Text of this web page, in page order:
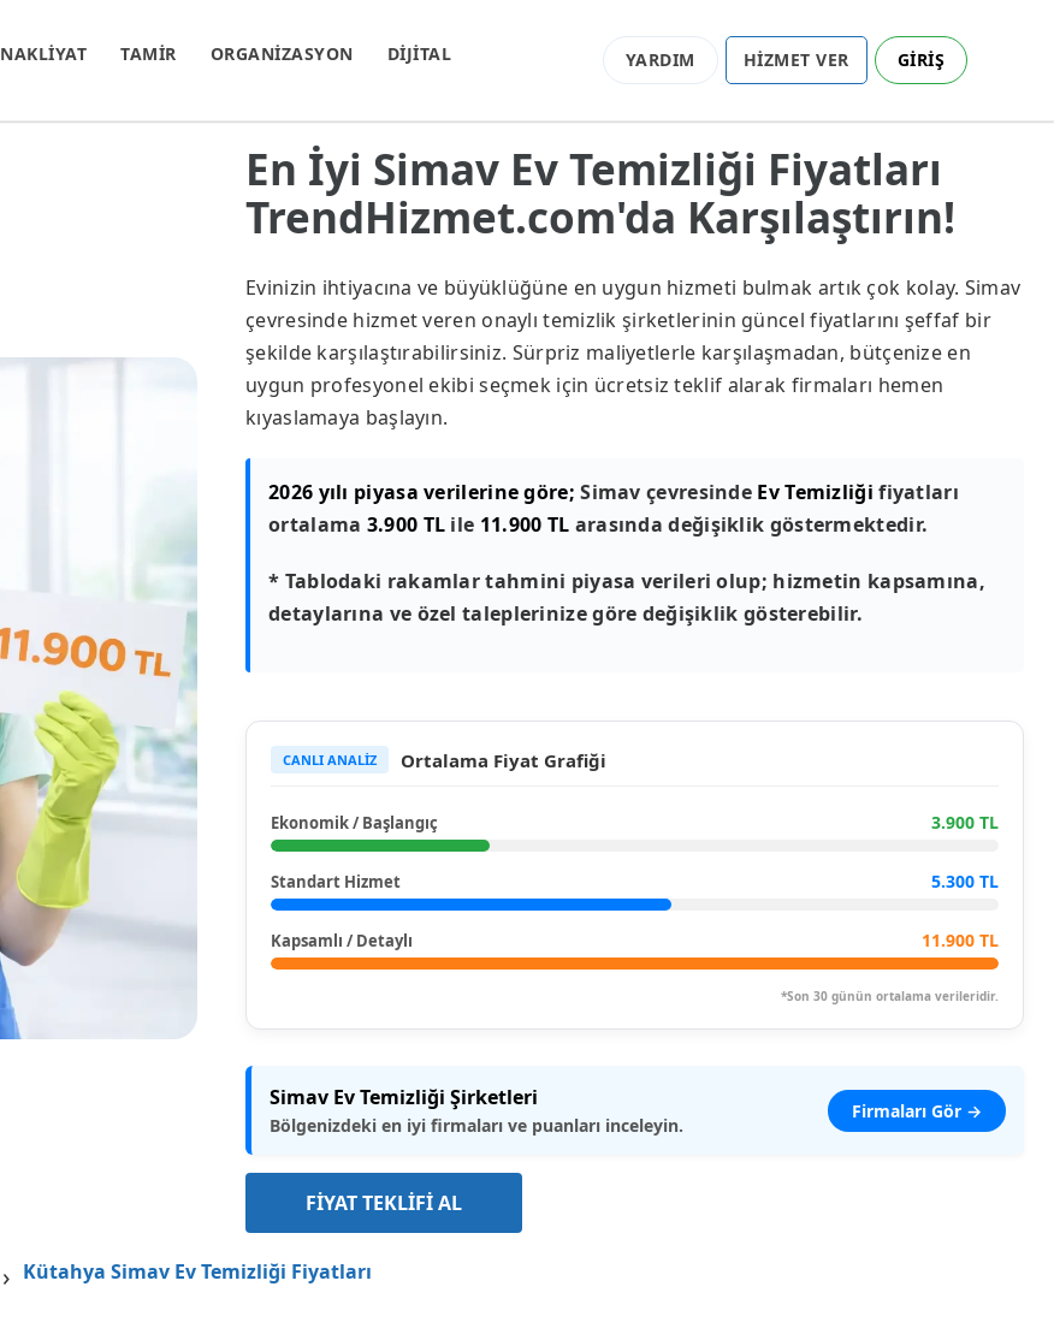
NAKLİYAT TAMİR ORGANİZASYON DİJİTAL YARDIM HİZMET VER GİRİŞ
En İyi Simav Ev Temizliği Fiyatları
TrendHizmet.com'da Karşılaştırın!
Evinizin ihtiyacına ve büyüklüğüne en uygun hizmeti bulmak artık çok kolay. Simav
çevresinde hizmet veren onaylı temizlik şirketlerinin güncel fiyatlarını şeffaf bir
şekilde karşılaştırabilirsiniz. Sürpriz maliyetlerle karşılaşmadan, bütçenize en
uygun profesyonel ekibi seçmek için ücretsiz teklif alarak firmaları hemen
kıyaslamaya başlayın.
2026 yılı piyasa verilerine göre; Simav çevresinde Ev Temizliği fiyatları
ortalama 3.900 TL ile 11.900 TL arasında değişiklik göstermektedir.
* Tablodaki rakamlar tahmini piyasa verileri olup; hizmetin kapsamına,
detaylarına ve özel taleplerinize göre değişiklik gösterebilir.
CANLI ANALİZ Ortalama Fiyat Grafiği
Ekonomik / Başlangıç 3.900 TL
Standart Hizmet 5.300 TL
Kapsamlı / Detaylı 11.900 TL
*Son 30 günün ortalama verileridir.
Simav Ev Temizliği Şirketleri
Bölgenizdeki en iyi firmaları ve puanları inceleyin.
Firmaları Gör →
FİYAT TEKLİFİ AL
Kütahya Simav Ev Temizliği Fiyatları